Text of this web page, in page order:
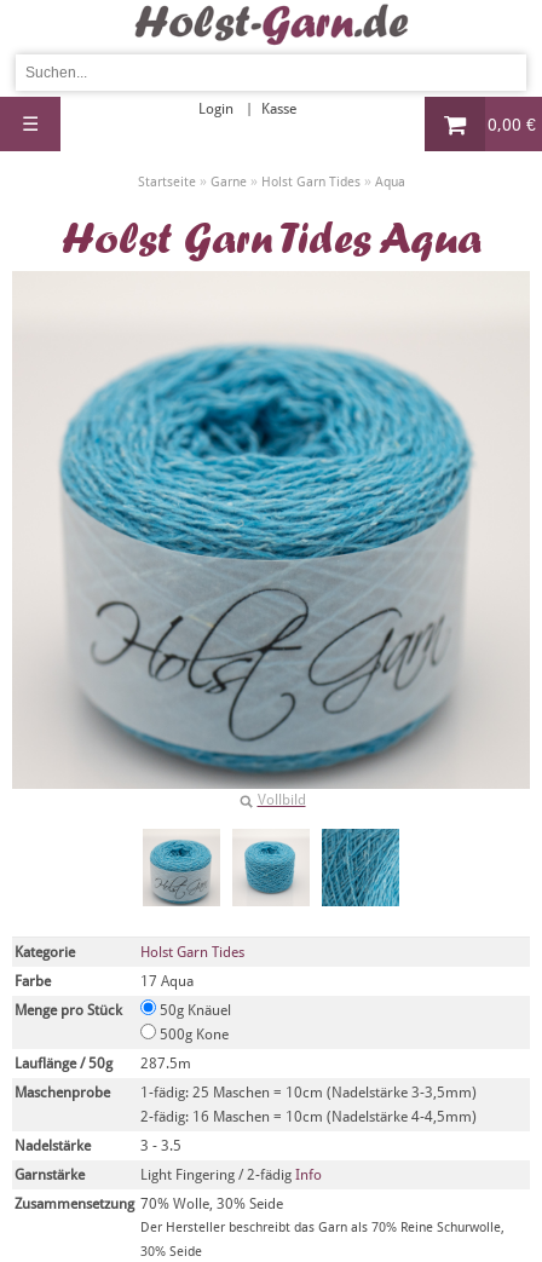
0,00 €
Login Kasse
☰
Startseite» Garne» Holst Garn Tides» Aqua
Holst Garn Tides Aqua
Vollbild
Kategorie
Holst Garn Tides
Farbe
17 Aqua
Menge pro Stück
50g Knäuel
500g Kone
Lauflänge / 50g
287.5m
Maschenprobe
1-fädig: 25 Maschen = 10cm (Nadelstärke 3-3,5mm)
2-fädig: 16 Maschen = 10cm (Nadelstärke 4-4,5mm)
Nadelstärke
3 - 3.5
Garnstärke
Light Fingering / 2-fädig Info
Zusammensetzung 70% Wolle, 30% Seide
Der Hersteller beschreibt das Garn als 70% Reine Schurwolle,
30% Seide